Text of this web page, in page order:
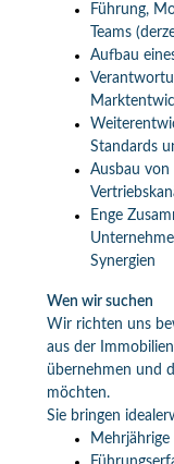
Führung,
Teams
Aufbau
Standards
Ausbau von
Enge
Synergien
Wen wir suchen
Wir richten uns
aus der
übernehmen und
möchten.
Sie bringen